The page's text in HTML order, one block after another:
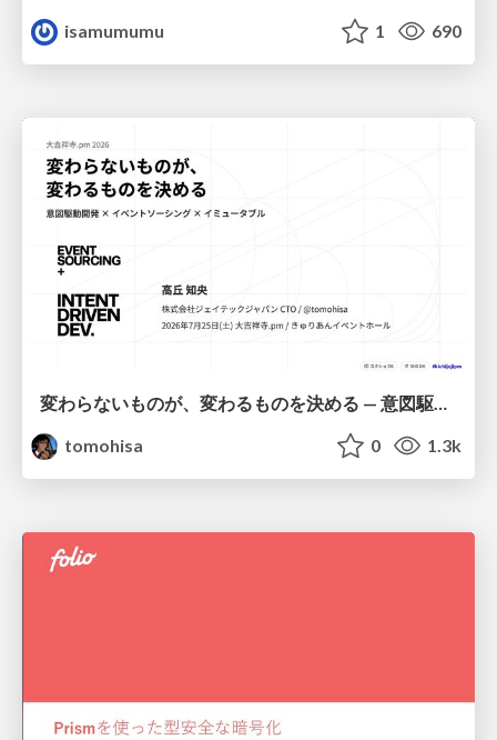
isamumumu
1 690
tomohisa
0 1.3k